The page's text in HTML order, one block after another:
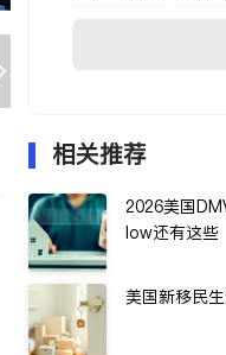
相关推荐
2026美国
low还有这些
美国新移民